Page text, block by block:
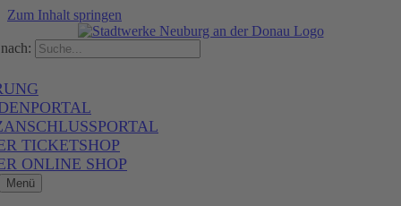
Zum Inhalt springen
TICKETSHOP
ONLINE SHOP
Menü